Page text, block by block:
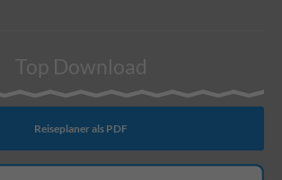
Top Download
Reiseplaner als PDF